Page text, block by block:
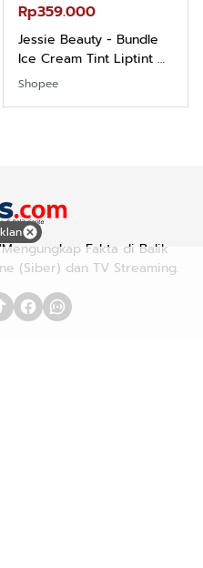
Rp359.000
Jessie Beauty - Bundle
Ice Cream Tint Liptint All
Variant
Shopee
Fakta di Balik
(Siber) dan TV Streaming.